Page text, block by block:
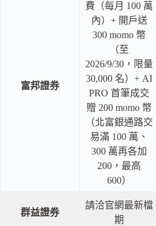
富邦證券
費（每月 100 萬
內）+ 開戶送
300 momo 幣
（至
2026/9/30，限量
30,000 名）+ AI
PRO 首筆成交
贈 200 momo 幣
（北富銀通路交
易滿 100 萬、
300 萬再各加
200，最高
600）
群益證券
請洽官網最新檔
期